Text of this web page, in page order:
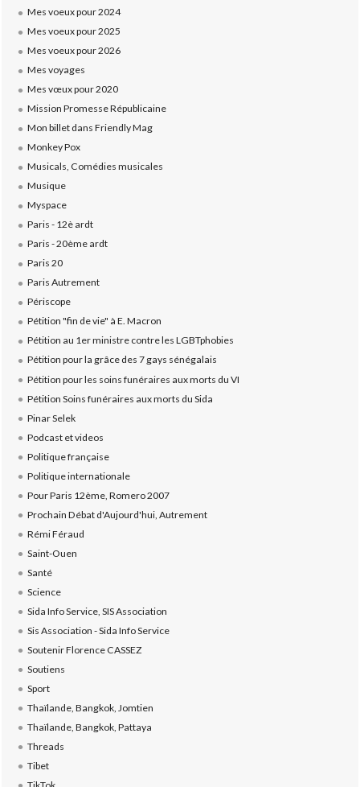
Mes voeux pour 2024
Mes voeux pour 2025
Mes voeux pour 2026
Mes voyages
Mes vœux pour 2020
Mission Promesse Républicaine
Mon billet dans Friendly Mag
Monkey Pox
Musicals, Comédies musicales
Musique
Myspace
Paris - 12è ardt
Paris - 20ème ardt
Paris 20
Paris Autrement
Périscope
Pétition "fin de vie" à E. Macron
Pétition au 1er ministre contre les LGBTphobies
Pétition pour la grâce des 7 gays sénégalais
Pétition pour les soins funéraires aux morts du VI
Pétition Soins funéraires aux morts du Sida
Pinar Selek
Podcast et videos
Politique française
Politique internationale
Pour Paris 12ème, Romero 2007
Prochain Débat d'Aujourd'hui, Autrement
Rémi Féraud
Saint-Ouen
Santé
Science
Sida Info Service, SIS Association
Sis Association - Sida Info Service
Soutenir Florence CASSEZ
Soutiens
Sport
Thaïlande, Bangkok, Jomtien
Thaïlande, Bangkok, Pattaya
Threads
Tibet